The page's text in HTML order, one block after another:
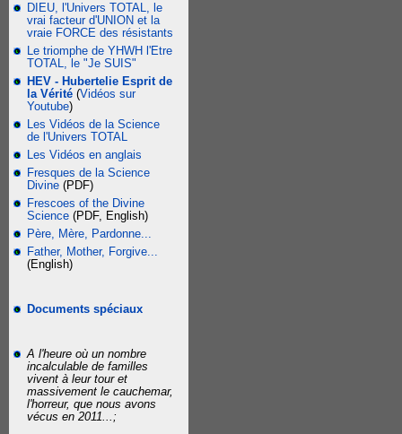
DIEU, l'Univers TOTAL, le
vrai facteur d'UNION et la
vraie FORCE des résistants
Le triomphe de YHWH l'Etre
TOTAL, le "Je SUIS"
HEV - Hubertelie Esprit de
la Vérité (Vidéos sur
Youtube)
Les Vidéos de la Science
de l'Univers TOTAL
Les Vidéos en anglais
Fresques de la Science
Divine (PDF)
Frescoes of the Divine
Science (PDF, English)
Père, Mère, Pardonne...
Father, Mother, Forgive...
(English)
Documents spéciaux
A l'heure où un nombre
incalculable de familles
vivent à leur tour et
massivement le cauchemar,
l'horreur, que nous avons
vécus en 2011...;